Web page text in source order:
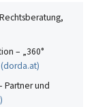
– „360°
(dorda.at)
Partner und
)